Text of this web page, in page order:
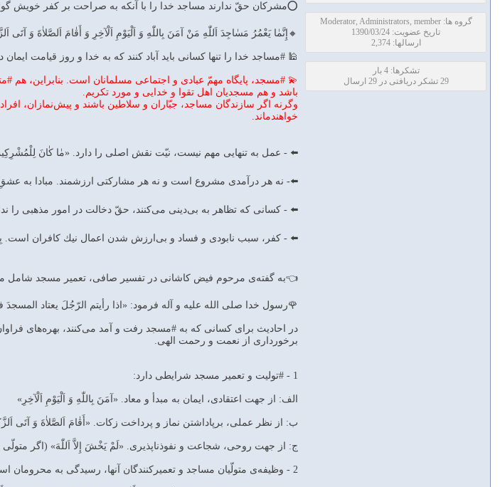
گروه ها: Moderator, Administrators, member
تاریخ عضویت: 1390/03/24
ارسالها: 2,374
تشکرها: 4 بار
29 تشکر دریافتی در 29 ارسال
⭕️مشركان حقّ ندارند مساجد خدا را با آنكه به صراحت بر كفر خويش
🔸إِنَّمٰا يَعْمُرُ مَسٰاجِدَ اَللّٰهِ مَنْ آمَنَ بِاللّٰهِ وَ اَلْيَوْمِ اَلْآخِرِ وَ أَقٰامَ اَلصَّلاٰةَ وَ آتَى
🕌 #مساجد خدا را تنها كسانى بايد آباد كنند كه به خدا و روز قيامت
💫 #مسجد، پايگاه مهمّ عبادى و اجتماعى مسلمانان است. بنابراين، هم
باشد و هم مسجديان اهل تقوا و خدايى و مورد تكريم.
وگرنه اگر سازندگان مساجد، جبّاران و سلاطين باشند و پيش‌نمازان،
خواهندماند.
⬅️ - عمل به تنهايى مهم نيست، نيّت نقش اصلى را دارد. «مٰا كٰانَ
⬅️- نه هر درآمدى مشروع است و نه هر مشاركتى ارزشمند. مبادا به عشقِ
⬅️ - كسانى كه تظاهر به بى‌دينى مى‌كنند، حقّ دخالت در امور مذهبى را
⬅️ - كفر، سبب نابودى و فساد و بى‌ارزش شدن اعمال نيك كافران است.
👈به گفته‌ى مرحوم فيض كاشانى در تفسير صافى، تعمير مسجد شامل
🌹رسول خدا صلى الله عليه و آله فرمود: «اذا رأيتم الرّجُلَ يعتاد
در احاديث براى كسانى كه به #مسجد رفت و آمد مى‌كنند، بهره‌هاى
برخوردارى از نعمت و رحمت الهى.
1 - #توليت و تعمير مسجد شرايطى دارد:
الف: از جهت اعتقادى، ايمان به مبدأ و معاد. «آمَنَ بِاللّٰهِ وَ اَلْيَوْمِ اَلْآخِرِ»
ب: از نظر عملى، برپاداشتن نماز و پرداخت زكات. «أَقٰامَ اَلصَّلاٰةَ وَ آتَى
ج: از جهت روحى، شجاعت و نفوذناپذيرى. «لَمْ يَخْشَ إِلاَّ اَللّٰهَ‌» (اگر
2 - وظيفه‌ى متولّيان مساجد و تعميركنندگان آنها، رسيدگى به محرومان است. إِنَّمٰا يَعْمُرُ ... آتَى اَلزَّكٰاةَ‌